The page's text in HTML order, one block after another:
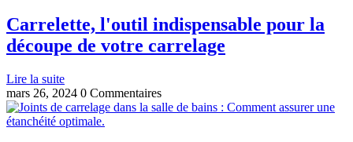
Carrelette, l'outil indispensable pour la
découpe de votre carrelage
Lire la suite
mars 26, 2024 0 Commentaires